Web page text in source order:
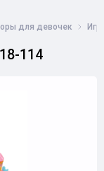
для девочек
114